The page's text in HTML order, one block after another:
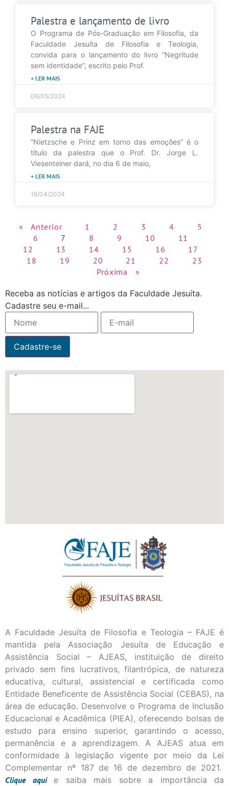
Palestra e lançamento de livro
O Programa de Pós-Graduação em Filosofia, da
Faculdade Jesuíta de Filosofia e Teologia,
convida para o lançamento do livro “Negritude
sem identidade”, escrito pelo Prof.
+ LER MAIS
06/05/2024
Palestra na FAJE
“Nietzsche e Prinz em torno das emoções” é o
título da palestra que o Prof. Dr. Jorge L.
Viesenteiner dará, no dia 6 de maio,
+ LER MAIS
18/04/2024
« Anterior 1 2 3 4
5
6
7 8 9 10
11
12
13 14 15 16
17
18
19 20 21 22
23
Próxima »
Receba as notícias e artigos da Faculdade Jesuíta.
Cadastre seu e-mail...
A Faculdade Jesuíta de Filosofia e Teologia – FAJE é
mantida pela Associação Jesuíta de Educação e
Assistência Social – AJEAS, instituição de direito
privado sem fins lucrativos, filantrópica, de natureza
educativa, cultural, assistencial e certificada como
Entidade Beneficente de Assistência Social (CEBAS), na
área de educação. Desenvolve o Programa de Inclusão
Educacional e Acadêmica (PIEA), oferecendo bolsas de
estudo para ensino superior, garantindo o acesso,
permanência e a aprendizagem. A AJEAS atua em
conformidade à legislação vigente por meio da Lei
Complementar nº 187 de 16 de dezembro de 2021.
Cliqueaqui e saiba mais sobre a importância da